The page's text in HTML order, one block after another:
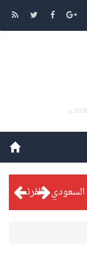
شراكة تطويرية مرتقبة بين التايكوندو السعودي والفرنسي